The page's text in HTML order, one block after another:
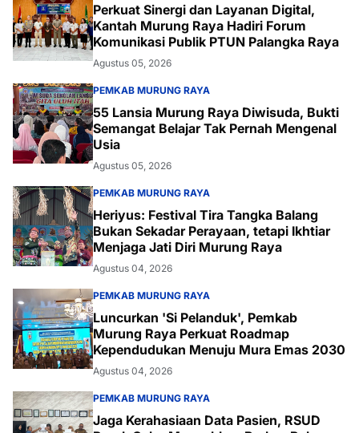
Perkuat Sinergi dan Layanan Digital,
Kantah Murung Raya Hadiri Forum
Komunikasi Publik PTUN Palangka Raya
Agustus 05, 2026
PEMKAB MURUNG RAYA
55 Lansia Murung Raya Diwisuda, Bukti
Semangat Belajar Tak Pernah Mengenal
Usia
Agustus 05, 2026
PEMKAB MURUNG RAYA
Heriyus: Festival Tira Tangka Balang
Bukan Sekadar Perayaan, tetapi Ikhtiar
Menjaga Jati Diri Murung Raya
Agustus 04, 2026
PEMKAB MURUNG RAYA
Luncurkan 'Si Pelanduk', Pemkab
Murung Raya Perkuat Roadmap
Kependudukan Menuju Mura Emas 2030
Agustus 04, 2026
PEMKAB MURUNG RAYA
Jaga Kerahasiaan Data Pasien, RSUD